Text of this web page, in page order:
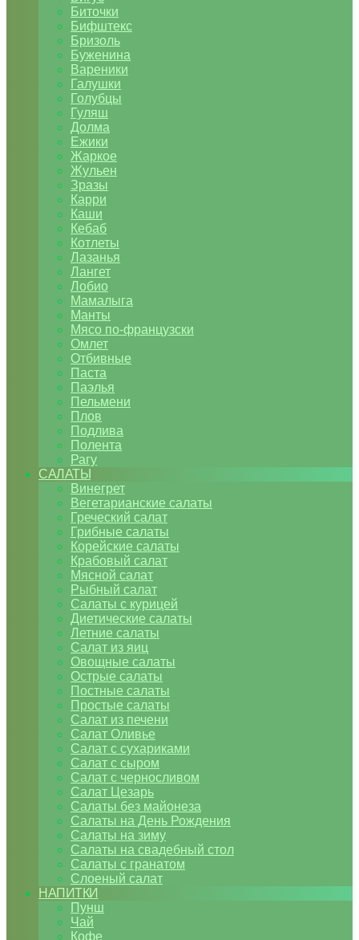
Биточки
Бифштекс
Бризоль
Буженина
Вареники
Галушки
Голубцы
Гуляш
Долма
Ежики
Жаркое
Жульен
Зразы
Карри
Каши
Кебаб
Котлеты
Лазанья
Лангет
Лобио
Мамалыга
Манты
Мясо по-французски
Омлет
Отбивные
Паста
Паэлья
Пельмени
Плов
Подлива
Полента
Рагу
САЛАТЫ
Винегрет
Вегетарианские салаты
Греческий салат
Грибные салаты
Корейские салаты
Крабовый салат
Мясной салат
Рыбный салат
Салаты с курицей
Диетические салаты
Летние салаты
Салат из яиц
Овощные салаты
Острые салаты
Постные салаты
Простые салаты
Салат из печени
Салат Оливье
Салат с сухариками
Салат с сыром
Салат с черносливом
Салат Цезарь
Салаты без майонеза
Салаты на День Рождения
Салаты на зиму
Салаты на свадебный стол
Салаты с гранатом
Слоеный салат
НАПИТКИ
Пунш
Чай
Кофе